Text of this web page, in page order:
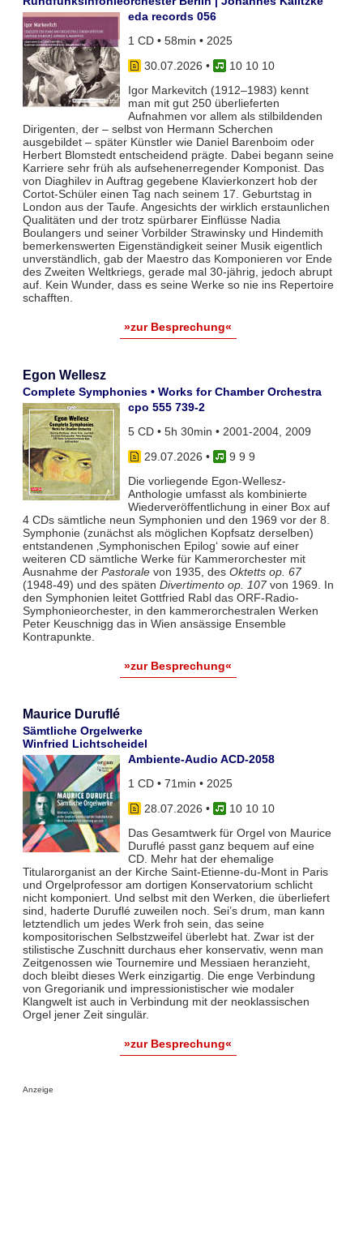
eda records 056
1 CD • 58min • 2025
30.07.2026 •
10 10 10
Igor Markevitch (1912–1983) kennt
man mit gut 250 überlieferten
Aufnahmen vor allem als stilbildenden
Dirigenten, der – selbst von Hermann Scherchen
ausgebildet – später Künstler wie Daniel Barenboim oder
Herbert Blomstedt entscheidend prägte. Dabei begann seine
Karriere sehr früh als aufsehenerregender Komponist. Das
von Diaghilev in Auftrag gegebene Klavierkonzert hob der
Cortot-Schüler einen Tag nach seinem 17. Geburtstag in
London aus der Taufe. Angesichts der wirklich erstaunlichen
Qualitäten und der trotz spürbarer Einflüsse Nadia
Boulangers und seiner Vorbilder Strawinsky und Hindemith
bemerkenswerten Eigenständigkeit seiner Musik eigentlich
unverständlich, gab der Maestro das Komponieren vor Ende
des Zweiten Weltkriegs, gerade mal 30-jährig, jedoch abrupt
auf. Kein Wunder, dass es seine Werke so nie ins Repertoire
schafften.
»zur Besprechung«
Egon Wellesz
Complete Symphonies • Works for Chamber Orchestra
cpo 555 739-2
5 CD • 5h 30min • 2001-2004, 2009
29.07.2026 •
9 9 9
Die vorliegende Egon-Wellesz-
Anthologie umfasst als kombinierte
Wiederveröffentlichung in einer Box auf
4 CDs sämtliche neun Symphonien und den 1969 vor der 8.
Symphonie (zunächst als möglichen Kopfsatz derselben)
entstandenen ‚Symphonischen Epilog‘ sowie auf einer
weiteren CD sämtliche Werke für Kammerorchester mit
Ausnahme der Pastoralevon 1935, des Oktetts op. 67
(1948-49) und des späten Divertimento op. 107von 1969. In
den Symphonien leitet Gottfried Rabl das ORF-Radio-
Symphonieorchester, in den kammerorchestralen Werken
Peter Keuschnigg das in Wien ansässige Ensemble
Kontrapunkte.
»zur Besprechung«
Maurice Duruflé
Sämtliche Orgelwerke
Winfried Lichtscheidel
Ambiente-Audio ACD-2058
1 CD • 71min • 2025
28.07.2026 •
10 10 10
Das Gesamtwerk für Orgel von Maurice
Duruflé passt ganz bequem auf eine
CD. Mehr hat der ehemalige
Titularorganist an der Kirche Saint-Etienne-du-Mont in Paris
und Orgelprofessor am dortigen Konservatorium schlicht
nicht komponiert. Und selbst mit den Werken, die überliefert
sind, haderte Duruflé zuweilen noch. Sei’s drum, man kann
letztendlich um jedes Werk froh sein, das seine
kompositorischen Selbstzweifel überlebt hat. Zwar ist der
stilistische Zuschnitt durchaus eher konservativ, wenn man
Zeitgenossen wie Tournemire und Messiaen heranzieht,
doch bleibt dieses Werk einzigartig. Die enge Verbindung
von Gregorianik und impressionistischer wie modaler
Klangwelt ist auch in Verbindung mit der neoklassischen
Orgel jener Zeit singulär.
»zur Besprechung«
Anzeige